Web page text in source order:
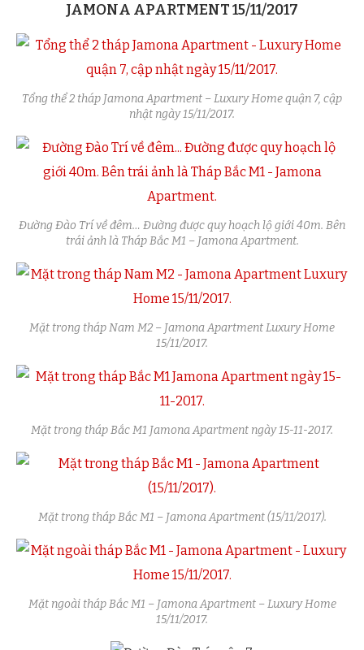
JAMONA APARTMENT 15/11/2017
Tổng thể 2 tháp Jamona Apartment – Luxury Home quận 7, cập
nhật ngày 15/11/2017.
Đường Đào Trí về đêm… Đường được quy hoạch lộ giới 40m. Bên
trái ảnh là Tháp Bắc M1 – Jamona Apartment.
Mặt trong tháp Nam M2 – Jamona Apartment Luxury Home
15/11/2017.
Mặt trong tháp Bắc M1 Jamona Apartment ngày 15-11-2017.
Mặt trong tháp Bắc M1 – Jamona Apartment (15/11/2017).
Mặt ngoài tháp Bắc M1 – Jamona Apartment – Luxury Home
15/11/2017.